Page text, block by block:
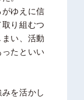
ゆえに信
り組むつ
い、活動
たといい
を活かし